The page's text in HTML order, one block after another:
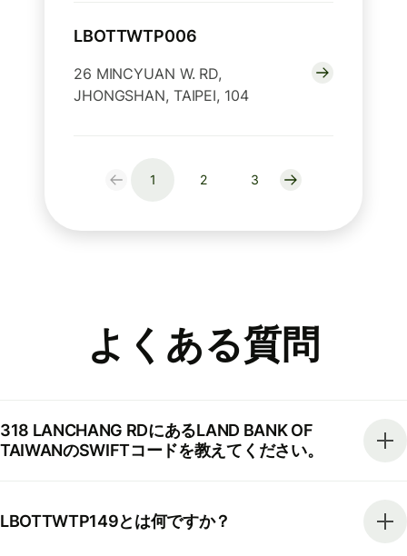
LBOTTWTP006
26 MINCYUAN W. RD,
JHONGSHAN, TAIPEI, 104
1 2 3
よくある質問
318 LANCHANG RDにあるLAND BANK OF
TAIWANのSWIFTコードを教えてください。
LBOTTWTP149とは何ですか？